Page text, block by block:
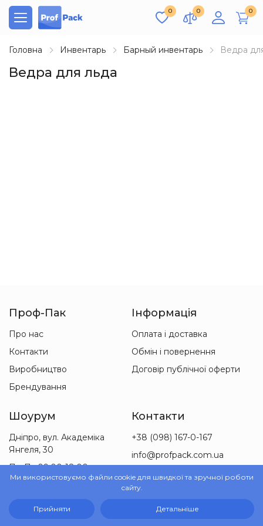
0 0 0
Головна Инвентарь Барный инвентарь Ведра
Ведра для льда
Проф-Пак
Про нас
Контакти
Виробництво
Брендування
Інформація
Оплата і доставка
Обмін і повернення
Договір публічної оферти
Шоурум
Дніпро, вул. Академіка
Янгеля, 30
Пн-Пт 09:00-18:00
Сб 09:00-15:00
Контакти
+38 (098) 167-0-167
info@profpack.com.ua
© 2010-2026 ТОВ «Проф-Пак»
Ми використовуємо файли cookie для швидкої та зручної роботи
сайту.
Прийняти Детальніше